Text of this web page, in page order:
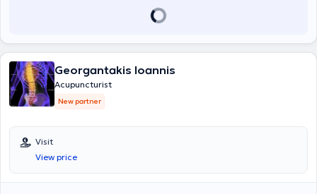
Georgantakis Ioannis
Acupuncturist
New partner
Visit
View price